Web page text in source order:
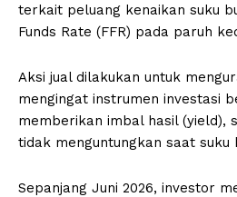
terkait peluang kenaikan suku
Funds Rate (FFR) pada paruh
Aksi jual dilakukan untuk
mengingat instrumen investasi
memberikan imbal hasil (yield),
tidak menguntungkan saat suku
Sepanjang Juni 2026, investor